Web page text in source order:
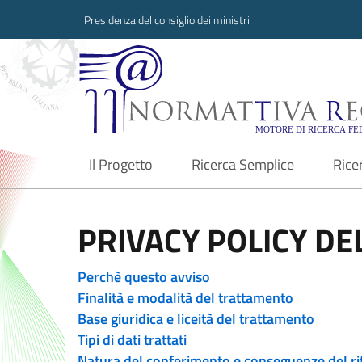
Presidenza del consiglio dei ministri
Normattiva
Il Progetto
current Ricerca Semplice
PRIVACY POLICY
Perchè questo avviso
Finalità e modalità del trattamento
Base giuridica e liceità del trattamento
Tipi di dati trattati